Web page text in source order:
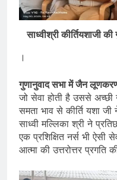
साध्वीश्री कीर्तियशाजी
।
गुणानुवाद सभा में जैन
जो सेवा होती है उससे
समता भाव से कीर्ति यशा
साध्वी मल्लिका श्री ने
एक प्रशिक्षित नर्स भी
आत्मा की उत्तरोत्तर प्रगति